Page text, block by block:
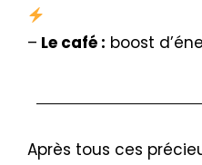
– Le café : boost
Après tous ces